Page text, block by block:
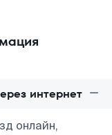
интернет
онлайн,